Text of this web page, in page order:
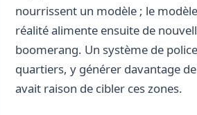
nourrissent un modèle ; le
réalité alimente ensuite de
boomerang. Un système de
quartiers, y générer davantage
avait raison de cibler ces zones.